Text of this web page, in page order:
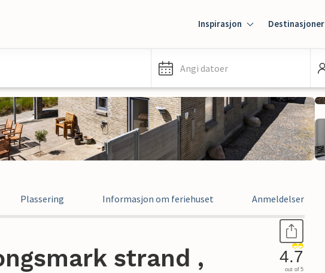
Inspirasjon Destinasjoner
Angi datoer
Plassering Informasjon om feriehuset Anmeldelser
strand ,
4.7
out of 5